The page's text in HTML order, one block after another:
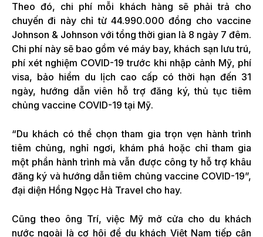
Theo đó, chi phí mỗi khách hàng sẽ phải trả cho
chuyến đi này chỉ từ 44.990.000 đồng cho vaccine
Johnson & Johnson với tổng thời gian là 8 ngày 7 đêm.
Chi phí này sẽ bao gồm vé máy bay, khách sạn lưu trú,
phí xét nghiệm COVID-19 trước khi nhập cảnh Mỹ, phí
visa, bảo hiểm du lịch cao cấp có thời hạn đến 31
ngày, hướng dẫn viên hỗ trợ đăng ký, thủ tục tiêm
chủng vaccine COVID-19 tại Mỹ.
“Du khách có thể chọn tham gia trọn vẹn hành trình
tiêm chủng, nghỉ ngơi, khám phá hoặc chỉ tham gia
một phần hành trình mà vẫn được công ty hỗ trợ khâu
đăng ký và hướng dẫn tiêm chủng vaccine COVID-19”,
đại diện Hồng Ngọc Hà Travel cho hay.
Cũng theo ông Trí, việc Mỹ mở cửa cho du khách
nước ngoài là cơ hội để du khách Việt Nam tiếp cận